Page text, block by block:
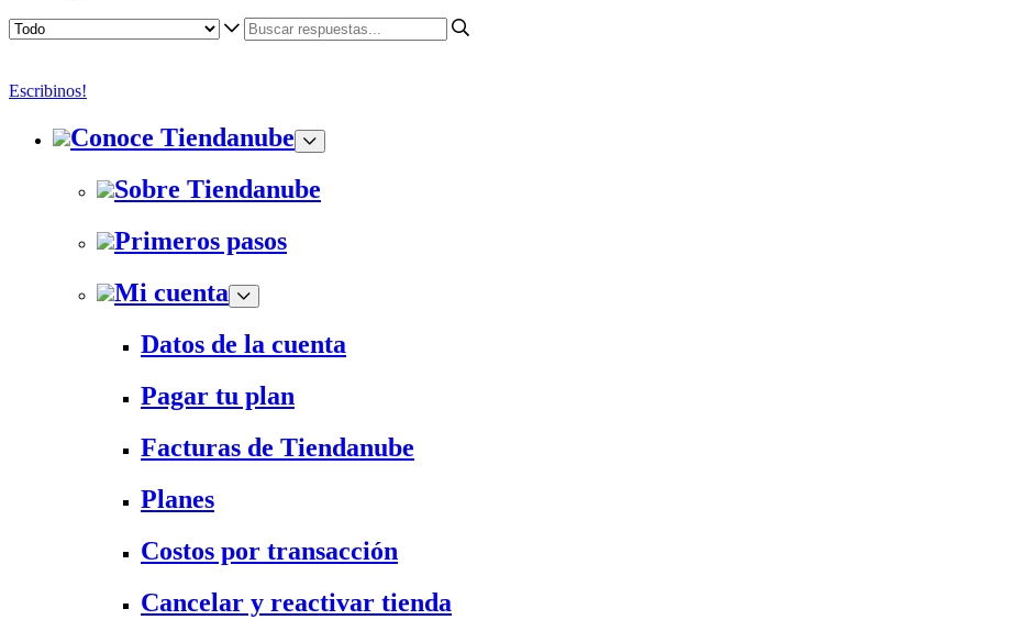
Escribinos!
Conoce Tiendanube
Sobre Tiendanube
Primeros pasos
Mi cuenta
Datos de la cuenta
Pagar tu plan
Facturas de Tiendanube
Planes
Costos por transacción
Cancelar y reactivar tienda